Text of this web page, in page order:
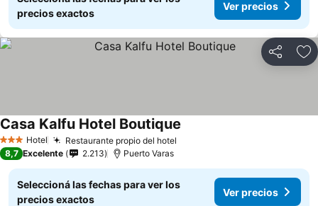
precios exactos
Ver precios
Compartir
3 Estrellas
Hotel Restaurante propio del hotel
Casa Kalfu Hotel Boutique
8,7 Excelente 2.213 Puerto Varas
Seleccioná las fechas para ver los
precios exactos
Ver precios